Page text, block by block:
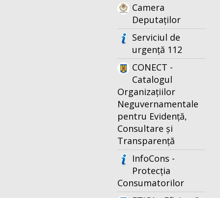
Camera
Deputaților
Serviciul de
urgență 112
CONECT -
Catalogul
Organizațiilor
Neguvernamentale
pentru Evidență,
Consultare și
Transparență
InfoCons -
Protecția
Consumatorilor